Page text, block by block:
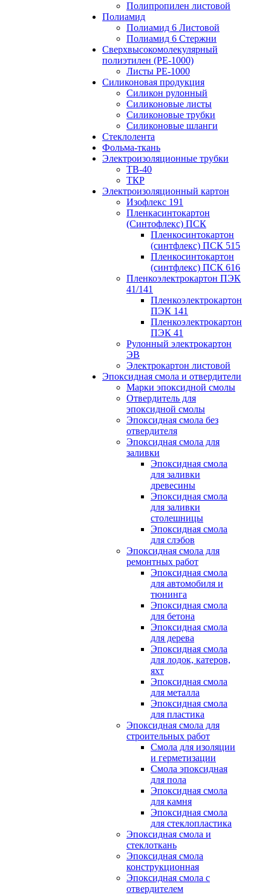
Полипропилен листовой
Полиамид
Полиамид 6 Листовой
Полиамид 6 Стержни
Сверхвысокомолекулярный
полиэтилен (PE-1000)
Листы РЕ-1000
Силиконовая продукция
Силикон рулонный
Силиконовые листы
Силиконовые трубки
Силиконовые шланги
Стеклолента
Фольма-ткань
Электроизоляционные трубки
ТВ-40
ТКР
Электроизоляционный картон
Изофлекс 191
Пленкасинтокартон
(Синтофлекс) ПСК
Пленкосинтокартон
(синтфлекс) ПСК 515
Пленкосинтокартон
(синтфлекс) ПСК 616
Пленкоэлектрокартон ПЭК
41/141
Пленкоэлектрокартон
ПЭК 141
Пленкоэлектрокартон
ПЭК 41
Рулонный электрокартон
ЭВ
Электрокартон листовой
Эпоксидная смола и отвердители
Марки эпоксидной смолы
Отвердитель для
эпоксидной смолы
Эпоксидная смола без
отвердителя
Эпоксидная смола для
заливки
Эпоксидная смола
для заливки
древесины
Эпоксидная смола
для заливки
столешницы
Эпоксидная смола
для слэбов
Эпоксидная смола для
ремонтных работ
Эпоксидная смола
для автомобиля и
тюнинга
Эпоксидная смола
для бетона
Эпоксидная смола
для дерева
Эпоксидная смола
для лодок, катеров,
яхт
Эпоксидная смола
для металла
Эпоксидная смола
для пластика
Эпоксидная смола для
строительных работ
Смола для изоляции
и герметизации
Смола эпоксидная
для пола
Эпоксидная смола
для камня
Эпоксидная смола
для стеклопластика
Эпоксидная смола и
стеклоткань
Эпоксидная смола
конструкционная
Эпоксидная смола с
отвердителем